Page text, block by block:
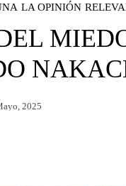
LA OPINIÓN
2025